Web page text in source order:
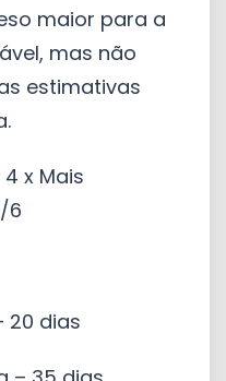
maior para a
mas não
estimativas
4 x Mais
6
20 dias